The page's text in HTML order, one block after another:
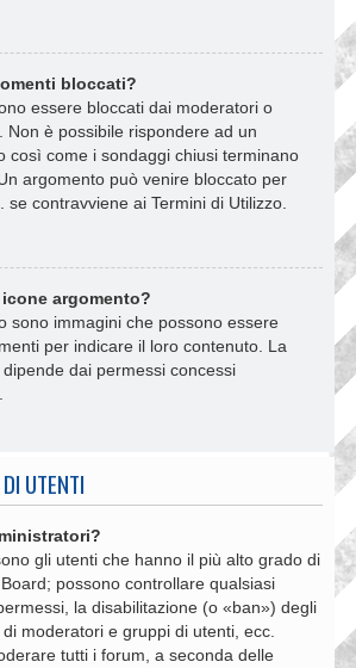
bloccati?
essere bloccati dai moderatori o
Non è possibile rispondere ad un
così come i sondaggi chiusi terminano
argomento può venire bloccato per
se contravviene ai Termini di Utilizzo.
argomento?
sono immagini che possono essere
per indicare il loro contenuto. La
dai permessi concessi
UTENTI
gli utenti che hanno il più alto grado di
possono controllare qualsiasi
la disabilitazione (o «ban») degli
moderatori e gruppi di utenti, ecc.
tutti i forum, a seconda delle